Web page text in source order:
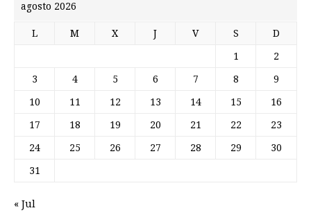
agosto 2026
L M X J V S D
1 2
3 4 5 6 7 8 9
10 11 12 13 14 15 16
17 18 19 20 21 22 23
24 25 26 27 28 29 30
31
« Jul